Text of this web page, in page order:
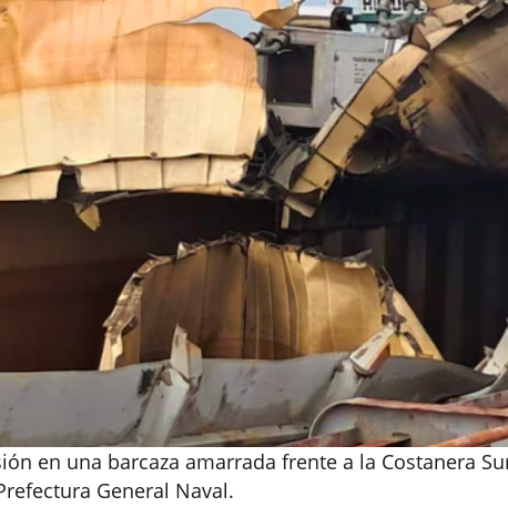
en una barcaza amarrada frente a la Costanera
General Naval.